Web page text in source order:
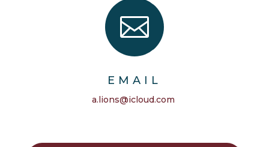

EMAIL
a.lions@icloud.com